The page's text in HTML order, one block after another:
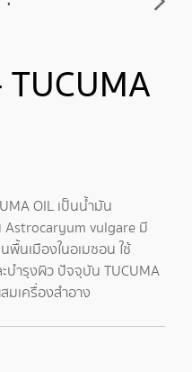
OIL เป็นน้ำมัน
vulgare มี
พื้นเมืองในอเมซอน ใช้
บำรุงผิว ปัจจุบัน TUCUMA
มเครื่องสำอาง